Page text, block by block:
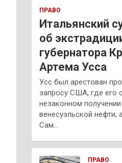
ПРАВО
Итальянский
об
губернатора
Артема Усса
Усс был арестован
запросу США, где его
незаконном
венесуэльской нефти,
Сам…
ПРАВО